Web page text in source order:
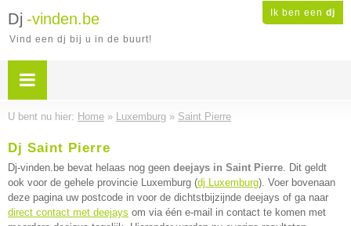
Ik ben een dj
Dj -vinden.be
Vind een dj bij u in de buurt!
U bent nu hier: Home » Luxemburg » Saint Pierre
Dj Saint Pierre
Dj-vinden.be bevat helaas nog geen deejays in Saint Pierre. Dit geldt
ook voor de gehele provincie Luxemburg (dj Luxemburg). Voer bovenaan
deze pagina uw postcode in voor de dichtstbijzijnde deejays of ga naar
direct contact met deejays om via één e-mail in contact te komen met